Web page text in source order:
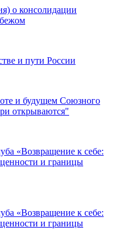
о консолидации
и пути России
и будущем Союзного
открываются"
«Возвращение к себе:
и границы
«Возвращение к себе:
и границы